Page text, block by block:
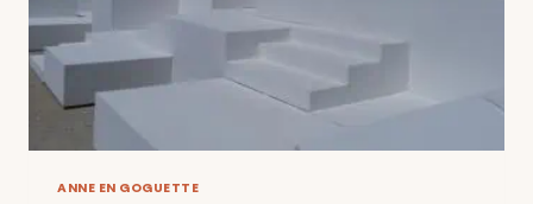
ANNE EN GOGUETTE